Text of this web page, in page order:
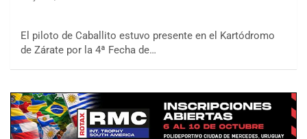
El piloto de Caballito estuvo presente en el Kartódromo
de Zárate por la 4ª Fecha de…